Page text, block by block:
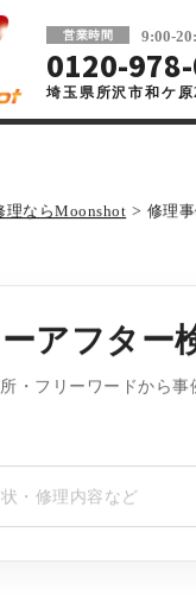
営業時間 9:00-
0120-
埼玉県所沢市和ケ
理ならMoonshot> 修理
アフター
・フリーワードから事